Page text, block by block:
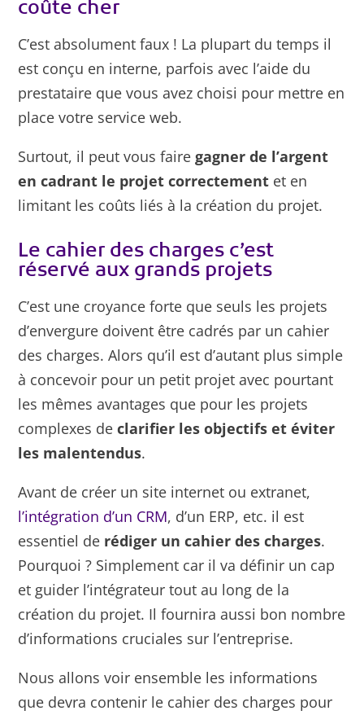
coûte cher
C’est absolument faux ! La plupart du temps il
est conçu en interne, parfois avec l’aide du
prestataire que vous avez choisi pour mettre en
place votre service web.
Surtout, il peut vous fairegagner de l’argent
en cadrant le projet correctement et en
limitant les coûts liés à la création du projet.
Le cahier des charges c’est
réservé aux grands projets
C’est une croyance forte que seuls les projets
d’envergure doivent être cadrés par un cahier
des charges. Alors qu’il est d’autant plus simple
à concevoir pour un petit projet avec pourtant
les mêmes avantages que pour les projets
complexes declarifier les objectifs et éviter
les malentendus.
Avant de créer un site internet ou extranet,
l’intégration d’un CRM, d’un ERP, etc. il est
essentiel de rédiger un cahier des charges.
Pourquoi ? Simplement car il va définir un cap
et guider l’intégrateur tout au long de la
création du projet. Il fournira aussi bon nombre
d’informations cruciales sur l’entreprise.
Nous allons voir ensemble les informations
que devra contenir le cahier des charges pour